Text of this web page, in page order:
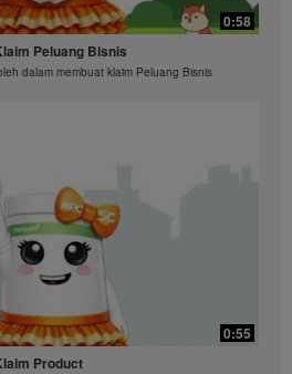
0:58
Peluang Bisnis
dalam membuat klaim Peluang Bisnis
0:55
Product